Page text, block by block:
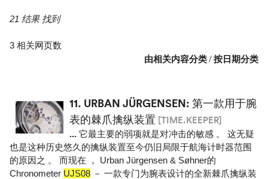
21 结果 找到
3 相关网页数
由相关内容分类/按日期分类
11. URBAN JÜRGENSEN: 第一款用于腕
表的棘爪擒纵装置 [TIME.KEEPER]
... 它最主要的弱项就是对冲击的敏感 。 这无疑
也是这种历史悠久的擒纵装置至今仍旧局限于航海计时器范围
的原因之 。 而现在 ， Urban Jürgensen & Søhner的
Chronometer UJS08 － 一款专门为腕表设计的全新棘爪擒纵装